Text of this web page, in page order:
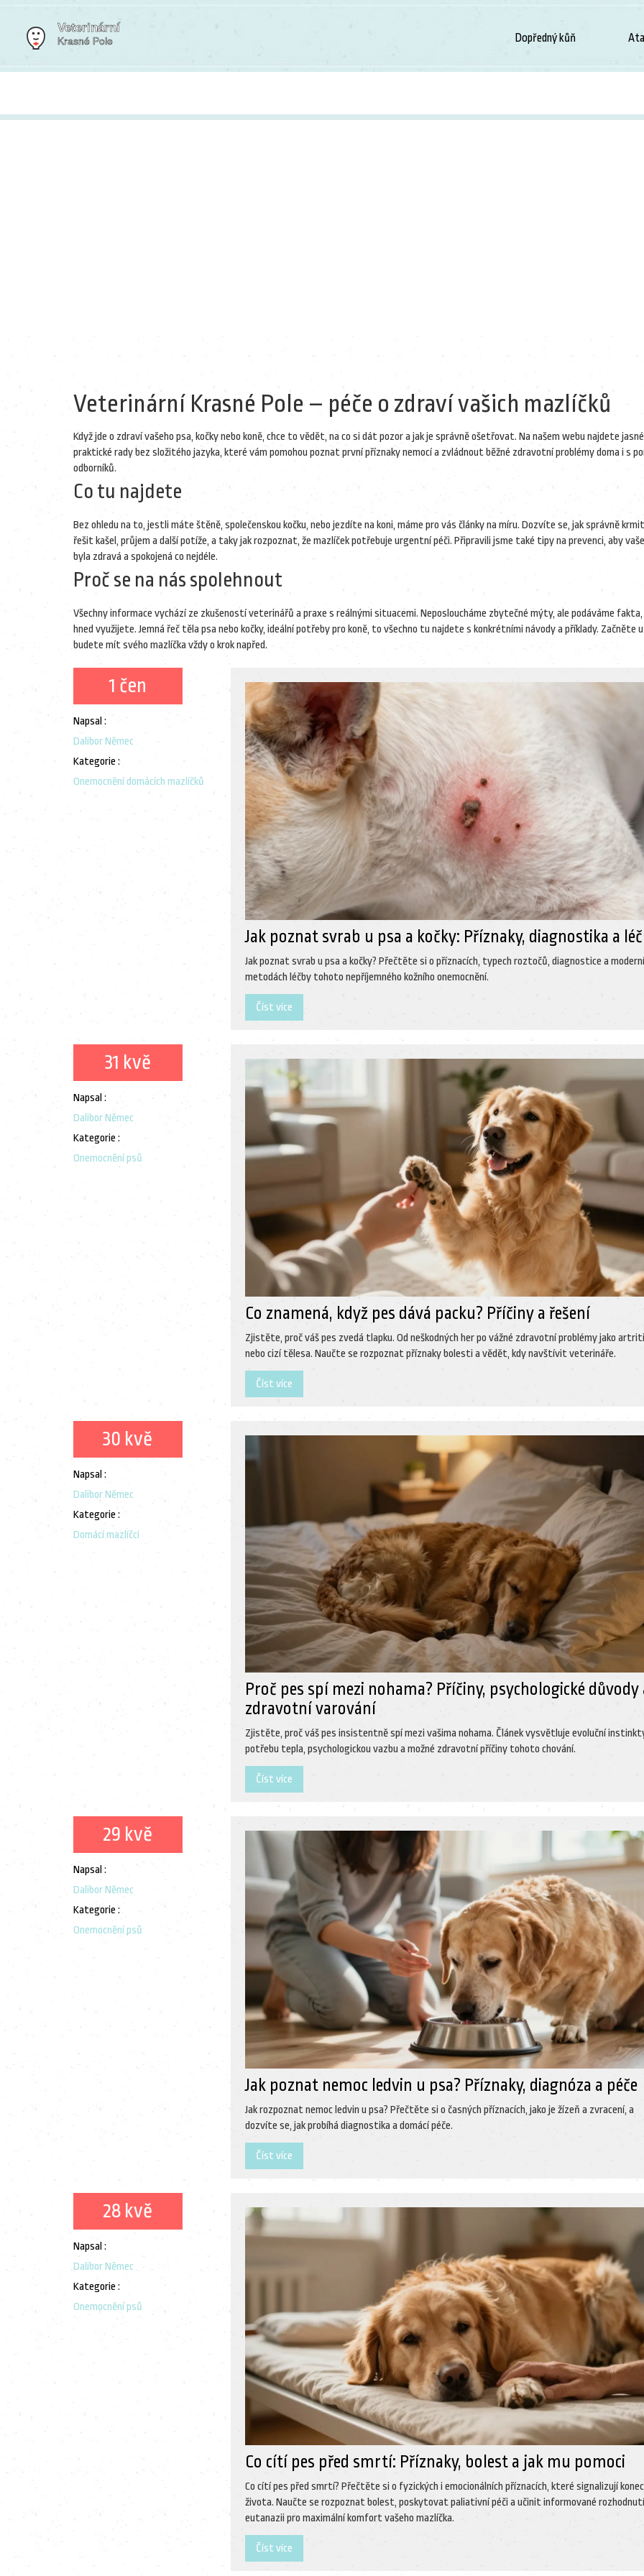
Dopředný kůň
Veterinární Krasné Pole – péče o zdraví vašich mazlíčků
Když jde o zdraví vašeho psa, kočky nebo koně, chce to vědět, na co si dát pozor a jak je správně ošetřovat. Na našem webu najdete
praktické rady bez složitého jazyka, které vám pomohou poznat první příznaky nemocí a zvládnout běžné zdravotní problémy doma i s
odborníků.
Co tu najdete
Bez ohledu na to, jestli máte štěně, společenskou kočku, nebo jezdíte na koni, máme pro vás články na míru. Dozvíte se, jak správně
řešit kašel, průjem a další potíže, a taky jak rozpoznat, že mazlíček potřebuje urgentní péči. Připravili jsme také tipy na prevenci, aby
byla zdravá a spokojená co nejdéle.
Proč se na nás spolehnout
Všechny informace vychází ze zkušeností veterinářů a praxe s reálnými situacemi. Neposloucháme zbytečné mýty, ale podáváme
hned využijete. Jemná řeč těla psa nebo kočky, ideální potřeby pro koně, to všechno tu najdete s konkrétními návody a příklady. Začněte
budete mít svého mazlíčka vždy o krok napřed.
1 čen
Napsal :
Dalibor Němec
Kategorie :
Onemocnění domácích mazlíčků
Jak poznat svrab u psa a kočky: Příznaky, diagnostika a
Jak poznat svrab u psa a kočky? Přečtěte si o příznacích, typech roztočů, diagnostice a
metodách léčby tohoto nepříjemného kožního onemocnění.
Číst více
31 kvě
Napsal :
Dalibor Němec
Kategorie :
Onemocnění psů
Co znamená, když pes dává packu? Příčiny a řešení
Zjistěte, proč váš pes zvedá tlapku. Od neškodných her po vážné zdravotní problémy jako
nebo cizí tělesa. Naučte se rozpoznat příznaky bolesti a vědět, kdy navštívit veterináře.
Číst více
30 kvě
Napsal :
Dalibor Němec
Kategorie :
Domácí mazlíčci
Proč pes spí mezi nohama? Příčiny, psychologické důvody
zdravotní varování
Zjistěte, proč váš pes insistentně spí mezi vašima nohama. Článek vysvětluje evoluční
potřebu tepla, psychologickou vazbu a možné zdravotní příčiny tohoto chování.
Číst více
29 kvě
Napsal :
Dalibor Němec
Kategorie :
Onemocnění psů
Jak poznat nemoc ledvin u psa? Příznaky, diagnóza a péče
Jak rozpoznat nemoc ledvin u psa? Přečtěte si o časných příznacích, jako je žízeň a zvracení, a
dozvíte se, jak probíhá diagnostika a domácí péče.
Číst více
28 kvě
Napsal :
Dalibor Němec
Kategorie :
Onemocnění psů
Co cítí pes před smrtí: Příznaky, bolest a jak mu pomoci
Co cítí pes před smrtí? Přečtěte si o fyzických i emocionálních příznacích, které signalizují konec
života. Naučte se rozpoznat bolest, poskytovat paliativní péči a učinit informované
eutanazii pro maximální komfort vašeho mazlíčka.
Číst více